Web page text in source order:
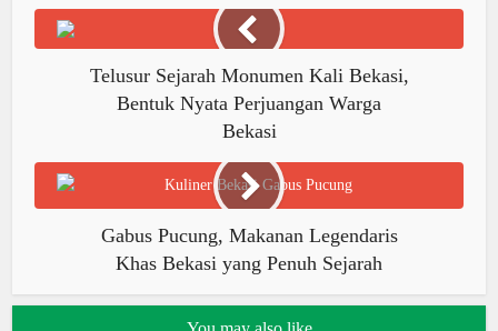
Telusur Sejarah Monumen Kali Bekasi,
Bentuk Nyata Perjuangan Warga
Bekasi
Gabus Pucung, Makanan Legendaris
Khas Bekasi yang Penuh Sejarah